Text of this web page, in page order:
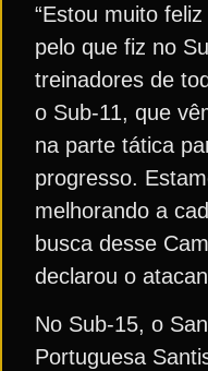
“Estou muito
pelo que fiz no
treinadores de
o Sub-11, que
na parte tática
progresso.
melhorando a
busca desse
declarou o
No Sub-15, o
Portuguesa